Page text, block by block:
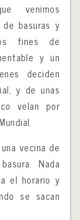
venimos
de basuras y
fines de
y un
deciden
y de unas
velan por
vecina de
Nada
el horario y
se sacan